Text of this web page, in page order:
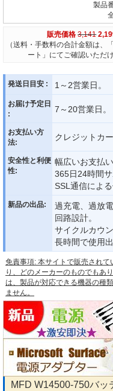
製品
販売価格 3,141
（送料・手数料の合計金額は、
ート」にてご確認いただ
発送日目安 : 1～2営業日。
お届け予定日
:
7～20営業日。
お支払い方
法:
クレジットカ
安全性と利便
性:
幅広いお支払
365日24時間
SSL通信によ
新品の出品:
過充電、過放
回路設計。
サイクルカウ
長時間で使用出
免責事項: 本サイトで販売され
り、どのメーカーのものでもあ
は、製品が対応できる機器の種
ません。
MFD W14500-750バッ